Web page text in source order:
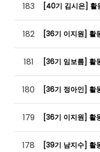
183 [40기 김시은] 활
182 [36기 이지원] 활
181 [36기 임보름] 활
180 [36기 정아인] 활
179 [36기 이지원] 활
178 [39기 남지수] 활